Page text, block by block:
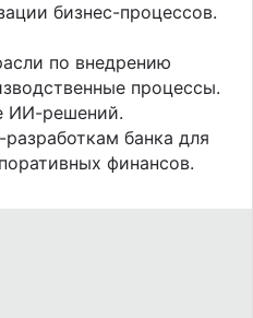
бизнес-процессов.
по внедрению
процессы.
ИИ-решений.
банка для
финансов.